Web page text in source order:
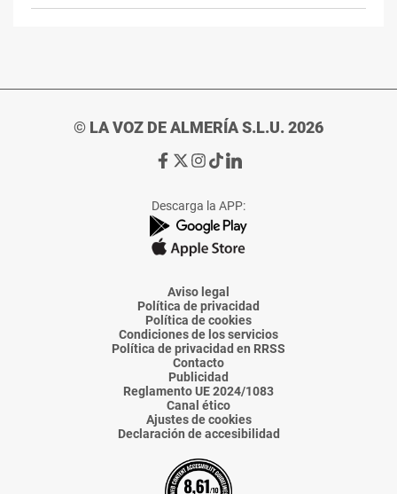
© LA VOZ DE ALMERÍA S.L.U. 2026
Ir
de
La
Voz
Almería
Ir
de
La
Voz
Almería
Ir
de
La
Voz
Almería
Ir
de
La
Voz
Almería
Ir
de
La
Voz
Descarga la APP:
Aviso legal
Política de privacidad
Política de cookies
Condiciones de los servicios
Política de privacidad en RRSS
Contacto
Publicidad
Reglamento UE 2024/1083
Canal ético
Ajustes de cookies
Declaración de accesibilidad